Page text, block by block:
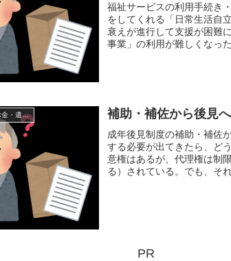
福祉サービスの利用手続き
をしてくれる「日常生活自
衰えが進行して支援が困難
事業」の利用が難しくなっ
家族・親族・戸籍・住民票・老後のお金・遺産・相続 補助・補佐から後見
成年後見制度の補助・補佐
する必要が出てきたら、ど
意権はあるが、代理権は制
る）されている。でも、そ
PR